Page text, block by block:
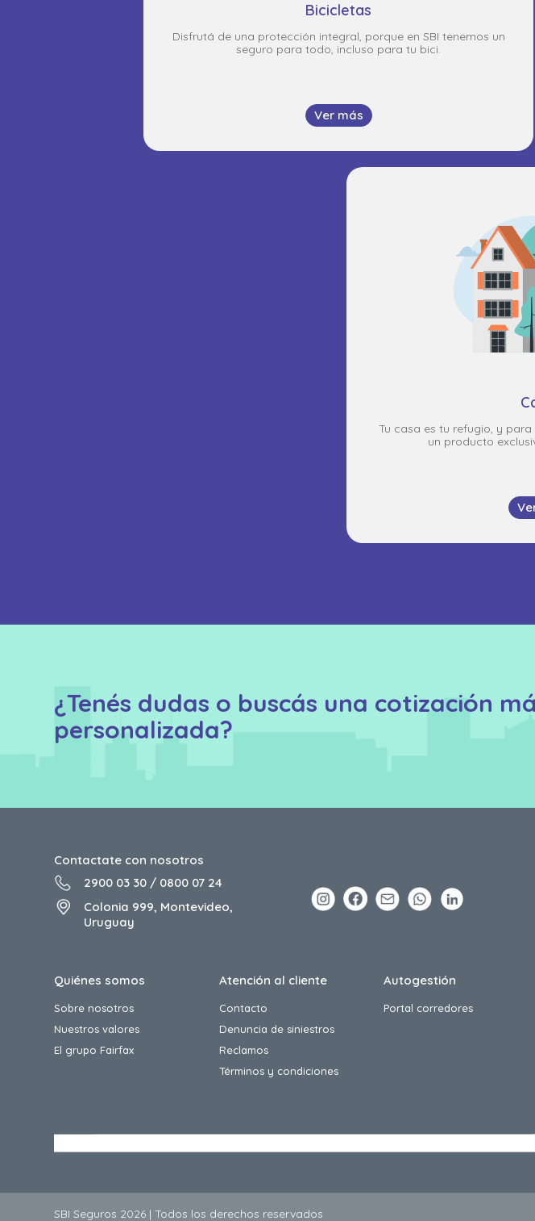
Bicicletas
Disfrutá de una protección integral, porque en SBI tenemos un
seguro para todo, incluso para tu bici.
Ver más
Tu casa es tu refugio, y
un producto
¿Tenés dudas o buscás una cotización
personalizada?
Contactate con nosotros
2900 03 30 / 0800 07 24
Colonia 999, Montevideo,
Uruguay
Quiénes somos
Sobre nosotros
Nuestros valores
El grupo Fairfax
Atención al cliente
Contacto
Denuncia de siniestros
Reclamos
Términos y condiciones
Autogestión
Portal corredores
SBI Seguros 2026 | Todos los derechos reservados